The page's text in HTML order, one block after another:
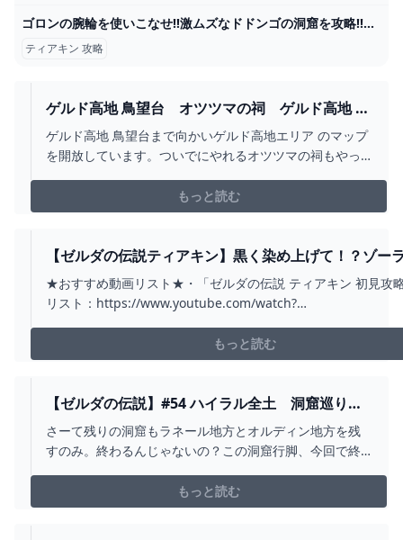
ゴロンの腕輪を使いこなせ!!激ムズなドドンゴの洞窟を攻略!!リメイク版実況Part7【ゼルダの伝説時のオカリナ3D】 - YouTube
ティアキン 攻略
ゲルド高地 鳥望台 オツツマの祠 ゲルド高地 マ
ップ開放 扉の場所 入り口の場所 攻略 宝箱
全部 ゼルダの伝説 ティアーズ オブ ザ キング
ゲルド高地 鳥望台まで向かいゲルド高地エリア のマップ
を開放しています。ついでにやれるオツツマの祠もやっ
鳥望台からゲルド高地 鳥望台に移動3:26 ゲルド高地 鳥
望台 洞窟の中に入ってトーレルーフで入る5:01 ゲル
もっと読む
【ゼルダの伝説ティアキン】黒く染め上げて！？ゾー
周辺で見つけにくい祠を攻略！（ラネール参道の祠と
ラルス水脈に眠る祠と水晶、マオイケスカの祠）
★おすすめ動画リスト★・「ゼルダの伝説 ティアキン 初見攻
リスト：https://www.youtube.com/watch?
チャンネル登録をよろしくお願いします★https://
もっと読む
【ゼルダの伝説】#54 ハイラル全土 洞窟巡りの
旅(完)？【ティアーズオブザキングダム】 -
YOUTUBE
さーて残りの洞窟もラネール地方とオルディン地方を残
すのみ。終わるんじゃないの？この洞窟行脚、今回で終
えぐいんだよなあ……今回も一所懸命に体をかがめ、頑張
ってまいります。※タイムラインは後から思い出を懐かし
もっと読む